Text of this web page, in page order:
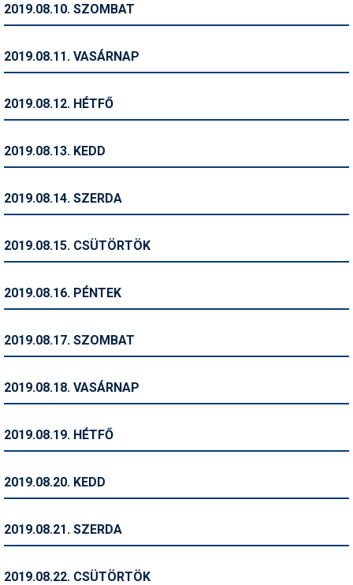
Síbérletárak
Sífelszerelés
Símánia
Síszerviz
Snowboard
Szakértők
2019.08.10. SZOMBAT
2019.08.11. VASÁRNAP
2019.08.12. HÉTFŐ
2019.08.13. KEDD
2019.08.14. SZERDA
2019.08.15. CSÜTÖRTÖK
2019.08.16. PÉNTEK
2019.08.17. SZOMBAT
2019.08.18. VASÁRNAP
2019.08.19. HÉTFŐ
2019.08.20. KEDD
2019.08.21. SZERDA
2019.08.22. CSÜTÖRTÖK